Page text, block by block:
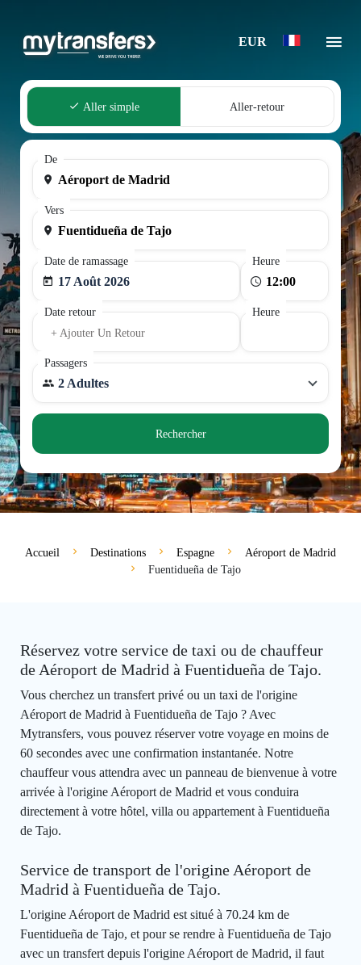
EUR
Aller simple Aller-retour
De
Vers
Date de ramassage
17 Août 2026
Heure
Date retour
+ Ajouter Un Retour
Heure
Passagers
2 Adultes
Rechercher
Accueil Destinations Espagne
Aéroport de Madrid
Fuentidueña de Tajo
Réservez votre service de taxi ou de chauffeur
de Aéroport de Madrid à Fuentidueña de Tajo.
Vous cherchez un transfert privé ou un taxi de l'origine
Aéroport de Madrid à Fuentidueña de Tajo ? Avec
Mytransfers, vous pouvez réserver votre voyage en moins de
60 secondes avec une confirmation instantanée. Notre
chauffeur vous attendra avec un panneau de bienvenue à votre
arrivée à l'origine Aéroport de Madrid et vous conduira
directement à votre hôtel, villa ou appartement à Fuentidueña
de Tajo.
Service de transport de l'origine Aéroport de
Madrid à Fuentidueña de Tajo.
L'origine Aéroport de Madrid est situé à 70.24 km de
Fuentidueña de Tajo, et pour se rendre à Fuentidueña de Tajo
avec un transfert depuis l'origine Aéroport de Madrid, il faut